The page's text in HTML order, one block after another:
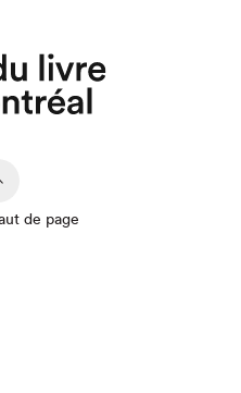
de page